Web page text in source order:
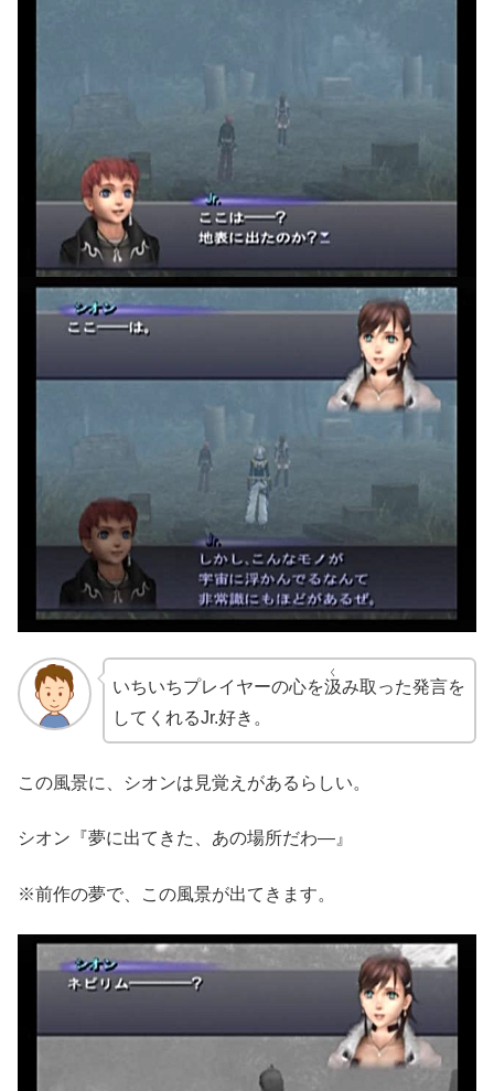
いちいちプレイヤーの心を汲
く
み取った発言を
してくれるJr.好き。
この風景に、シオンは見覚えがあるらしい。
シオン『夢に出てきた、あの場所だわ―』
※前作の夢で、この風景が出てきます。